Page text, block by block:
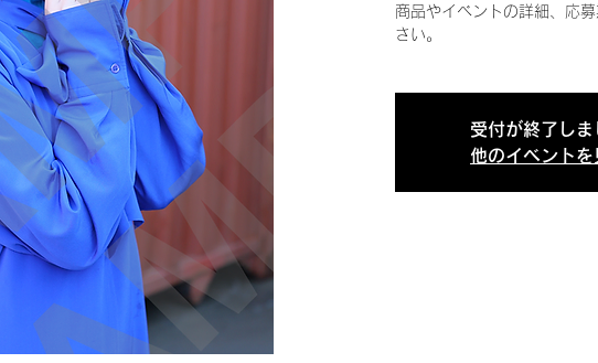
商品やイベントの詳細、応
さい。
受付が終了しま
他のイベントを